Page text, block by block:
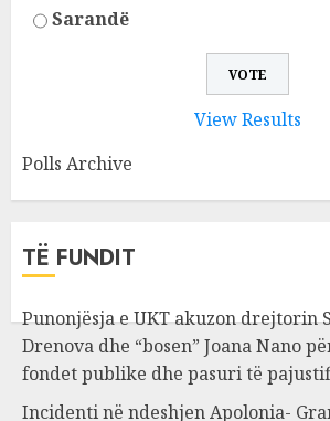
Sarandë
View Results
Polls Archive
TË FUNDIT
Punonjësja e UKT akuzon drejtorin
Drenova dhe “bosen” Joana Nano
fondet publike dhe pasuri të
Incidenti në ndeshjen Apolonia-